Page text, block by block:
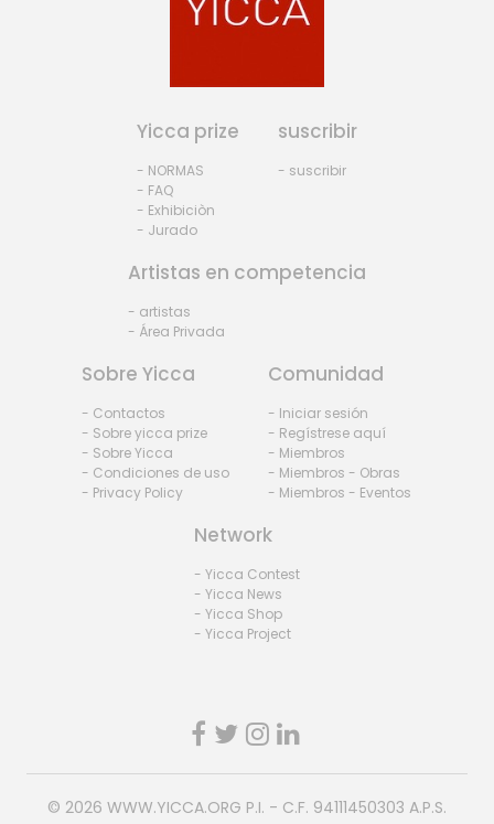
Yicca prize
- NORMAS
- FAQ
- Exhibiciòn
- Jurado
suscribir
- suscribir
Artistas en competencia
- artistas
- Área Privada
Sobre Yicca
- Contactos
- Sobre yicca prize
- Sobre Yicca
- Condiciones de uso
- Privacy Policy
Comunidad
- Iniciar sesión
- Regístrese aquí
- Miembros
- Miembros - Obras
- Miembros - Eventos
Network
- Yicca Contest
- Yicca News
- Yicca Shop
- Yicca Project
© 2026 WWW.YICCA.ORG P.I. - C.F. 94111450303 A.P.S.